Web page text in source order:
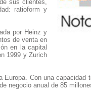
sus clientes,
ratioform y
por Heinz y
de venta en
en la capital
1999 y Zurich
Con una capacidad
negocio anual de 85